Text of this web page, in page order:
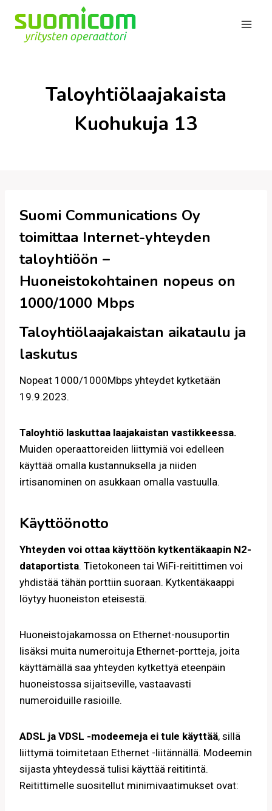
sisältöön
Taloyhtiölaajakaista
Kuohukuja 13
Suomi Communications Oy
toimittaa Internet-yhteyden
taloyhtiöön –
Huoneistokohtainen nopeus on
1000/1000 Mbps
Taloyhtiölaajakaistan aikataulu ja
laskutus
Nopeat 1000/1000Mbps yhteydet kytketään
19.9.2023.
Taloyhtiö laskuttaa laajakaistan vastikkeessa.
Muiden operaattoreiden liittymiä voi edelleen
käyttää omalla kustannuksella ja niiden
irtisanominen on asukkaan omalla vastuulla.
Käyttöönotto
Yhteyden voi ottaa käyttöön kytkentäkaapin N2-
dataportista. Tietokoneen tai WiFi-reitittimen voi
yhdistää tähän porttiin suoraan. Kytkentäkaappi
löytyy huoneiston eteisestä.
Huoneistojakamossa on Ethernet-nousuportin
lisäksi muita numeroituja Ethernet-portteja, joita
käyttämällä saa yhteyden kytkettyä eteenpäin
huoneistossa sijaitseville, vastaavasti
numeroiduille rasioille.
ADSL ja VDSL -modeemeja ei tule käyttää, sillä
liittymä toimitetaan Ethernet -liitännällä. Modeemin
sijasta yhteydessä tulisi käyttää reititintä.
Reitittimelle suositellut minimivaatimukset ovat: